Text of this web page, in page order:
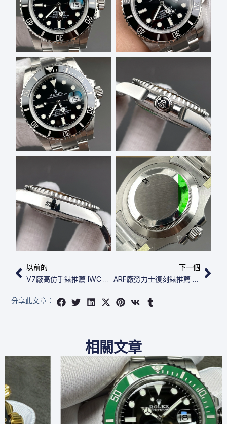
上一頁
以前的
V7廠高仿手錶推薦 IWC 萬國 Portofino Automatic IW356502
下一個
ARF廠勞力士復刻錶推薦 GMT-Master II 126719blro-0002
下
分享此文章：
相關文章